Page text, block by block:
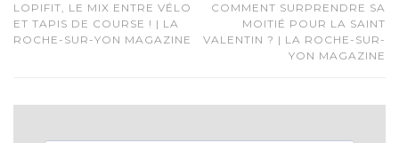
LOPIFIT, LE MIX ENTRE VÉLO
ET TAPIS DE COURSE ! | LA
ROCHE-SUR-YON MAGAZINE
COMMENT SURPRENDRE SA
MOITIÉ POUR LA SAINT
VALENTIN ? | LA ROCHE-SUR-
YON MAGAZINE